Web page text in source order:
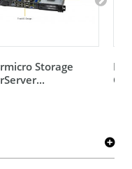
Storage